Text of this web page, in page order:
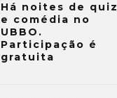
Há noites de quiz
e comédia no
UBBO.
Participação é
gratuita